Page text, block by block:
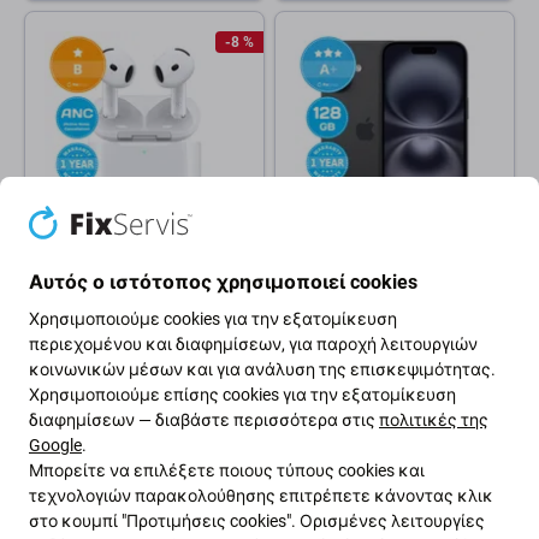
-8 %
Apple AirPods (4th Gen) ANC
128 € 139 €
ΣΕ ΑΠΌΘΕΜΑ 10+ τεμ
Apple iPhone 16
+1 256GB
από 629 €
ΣΕ ΑΠΌΘΕΜΑ 3 τεμ
Αυτός ο ιστότοπος χρησιμοποιεί cookies
Χρησιμοποιούμε cookies για την εξατομίκευση
περιεχομένου και διαφημίσεων, για παροχή λειτουργιών
κοινωνικών μέσων και για ανάλυση της επισκεψιμότητας.
Χρησιμοποιούμε επίσης cookies για την εξατομίκευση
διαφημίσεων — διαβάστε περισσότερα στις πολιτικές της
Google.
Μπορείτε να επιλέξετε ποιους τύπους cookies και
τεχνολογιών παρακολούθησης επιτρέπετε κάνοντας κλικ
στο κουμπί "Προτιμήσεις cookies". Ορισμένες λειτουργίες